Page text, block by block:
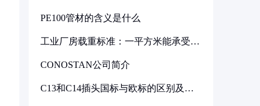
PE100管材的含义是什么
工业厂房载重标准：一平方米能承受多
CONOSTAN公司简介
C13和C14插头国标与欧标的区别及其